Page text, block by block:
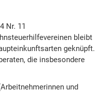
Nr. 11
bleibt
geknüpft.
die insbesondere
und